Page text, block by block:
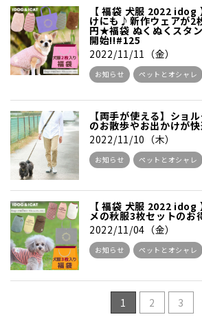
【 福袋 犬服 2022 idog
けにも♪新作ウェアが2
円★福袋 ぬくぬくスタ
開始!!#125
2022/11/11（金）
お知らせ ペットとオシャレ
【両手が使える】ショ
のお散歩やお出かけが
2022/11/10（木）
お知らせ ペットとオシャレ
【 福袋 犬服 2022 idog
メの秋服3枚セットのお
2022/11/04（金）
お知らせ ペットとオシャレ
1 2 3